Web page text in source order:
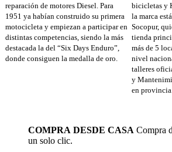
reparación de motores Diesel. Para
1951 ya habían construido su primera
motocicleta y empiezan a participar en
distintas competencias, siendo la más
destacada la del “Six Days Enduro”,
donde consiguen la medalla de oro.
bicicletas y
la marca
Socopur,
tienda
más de 5
nivel
talleres
y
en provincia.
COMPRA DESDE CASA Compra
un solo clic.